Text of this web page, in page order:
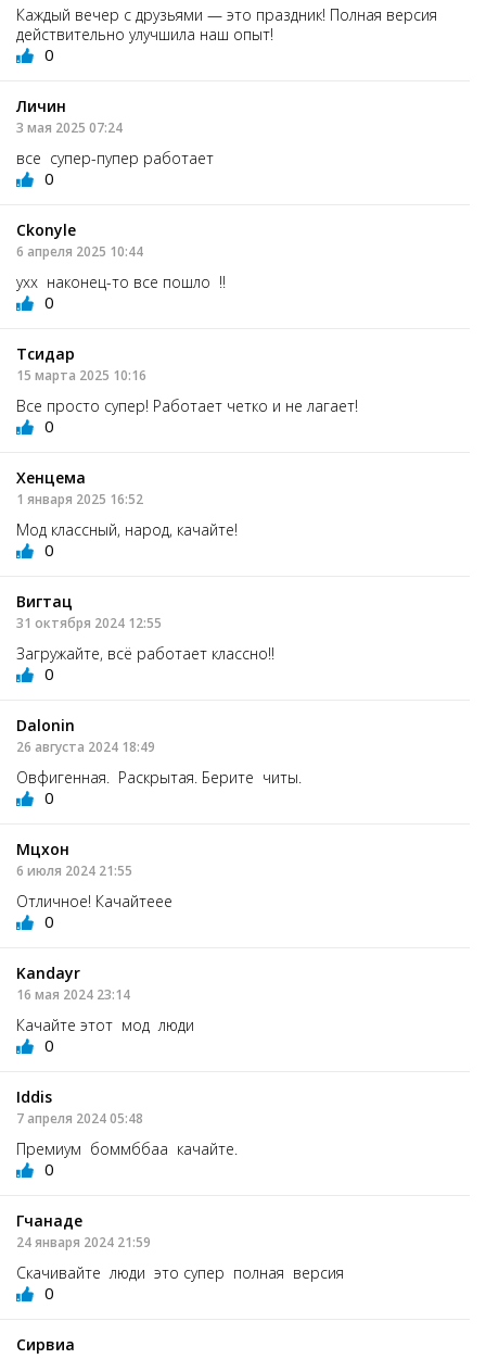
Каждый вечер с друзьями — это праздник! Полная версия
действительно улучшила наш опыт!
0
Личин
3 мая 2025 07:24
все супер-пупер работает
0
Ckonyle
6 апреля 2025 10:44
ухх наконец-то все пошло !!
0
Тсидар
15 марта 2025 10:16
Все просто супер! Работает четко и не лагает!
0
Хенцема
1 января 2025 16:52
Мод классный, народ, качайте!
0
Вигтац
31 октября 2024 12:55
Загружайте, всё работает классно!!
0
Dalonin
26 августа 2024 18:49
Овфигенная. Раскрытая. Берите читы.
0
Мцхон
6 июля 2024 21:55
Отличное! Качайтеее
0
Kandayr
16 мая 2024 23:14
Качайте этот мод люди
0
Iddis
7 апреля 2024 05:48
Премиум боммббаа качайте.
0
Гчанаде
24 января 2024 21:59
Скачивайте люди это супер полная версия
0
Сирвиа